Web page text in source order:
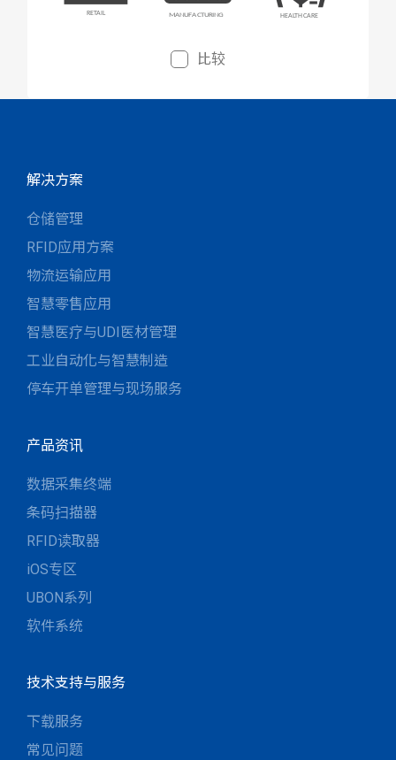
比较
解决方案
仓储管理
RFID应用方案
物流运输应用
智慧零售应用
智慧医疗与UDI医材管理
工业自动化与智慧制造
停车开单管理与现场服务
产品资讯
数据采集终端
条码扫描器
RFID读取器
iOS专区
UBON系列
软件系统
技术支持与服务
下载服务
常见问题